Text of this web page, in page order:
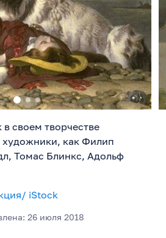
своем творчестве
художники, как Филип
Томас Блинкс, Адольф
iStock
26 июля 2018